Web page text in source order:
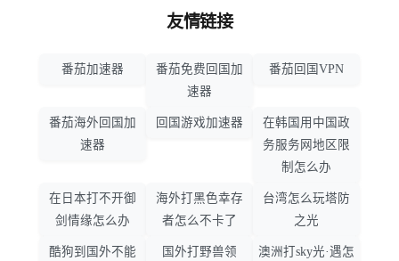
友情链接
番茄加速器
番茄免费回国加
速器
番茄回国VPN
番茄海外回国加
速器
回国游戏加速器
在韩国用中国政
务服务网地区限
制怎么办
在日本打不开御
剑情缘怎么办
海外打黑色幸存
者怎么不卡了
台湾怎么玩塔防
之光
酷狗到国外不能
国外打野兽领
澳洲打sky光·遇怎